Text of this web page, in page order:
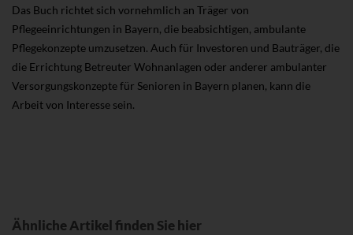
Das Buch richtet sich vornehmlich an Träger von
Pflegeeinrichtungen in Bayern, die beabsichtigen, ambulante
Pflegekonzepte umzusetzen. Auch für Investoren und Bauträger, die
die Errichtung Betreuter Wohnanlagen oder anderer ambulanter
Versorgungskonzepte für Senioren in Bayern planen, kann die
Arbeit von Interesse sein.
Ähnliche Artikel finden Sie hier